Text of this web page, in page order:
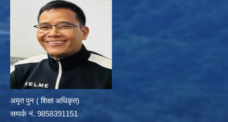
अमृत पुन ( शिक्षा अधिकृत)
सम्पर्क न‌ं. 9858391151